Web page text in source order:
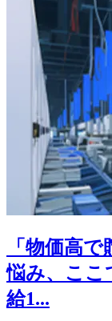
「物価高
悩み、ここ
給1...